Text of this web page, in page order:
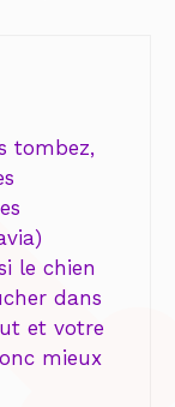
tombez,
le chien
dans
et votre
mieux